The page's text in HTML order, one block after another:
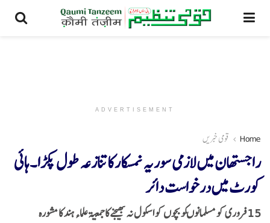
ADVERTISEMENT
Home قومی خبریں
راجستھان میں لازمی سوریہ نمسکارکا تنازعہ طول پکڑا۔ہائی
کورٹ میں درخواست دائر
15 فروری کو مسلمانوںکو بچوں کو اسکول نہ بھیجنےکا جمعیۃ علماء ہند کا مشورہ